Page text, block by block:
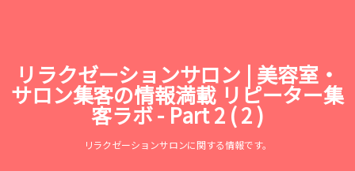
リラクゼーションサロン | 美容室・
サロン集客の情報満載 リピーター集
客ラボ - Part 2 ( 2 )
リラクゼーションサロンに関する情報です。